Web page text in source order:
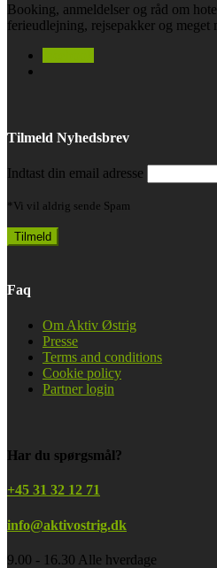
Booking, anmeldelser og råd om
ferieudlejning, rejsepakker og meget
Tilmeld Nyhedsbrev
Indtast din email adresse
*Vi vil aldrig sende Spam
Faq
Om Aktiv Østrig
Presse
Terms and conditions
Cookie policy
Partner login
Har du spørgsmål?
+45 31 32 12 71
info@aktivostrig.dk
9.00 - 16.30 Alle hverdage